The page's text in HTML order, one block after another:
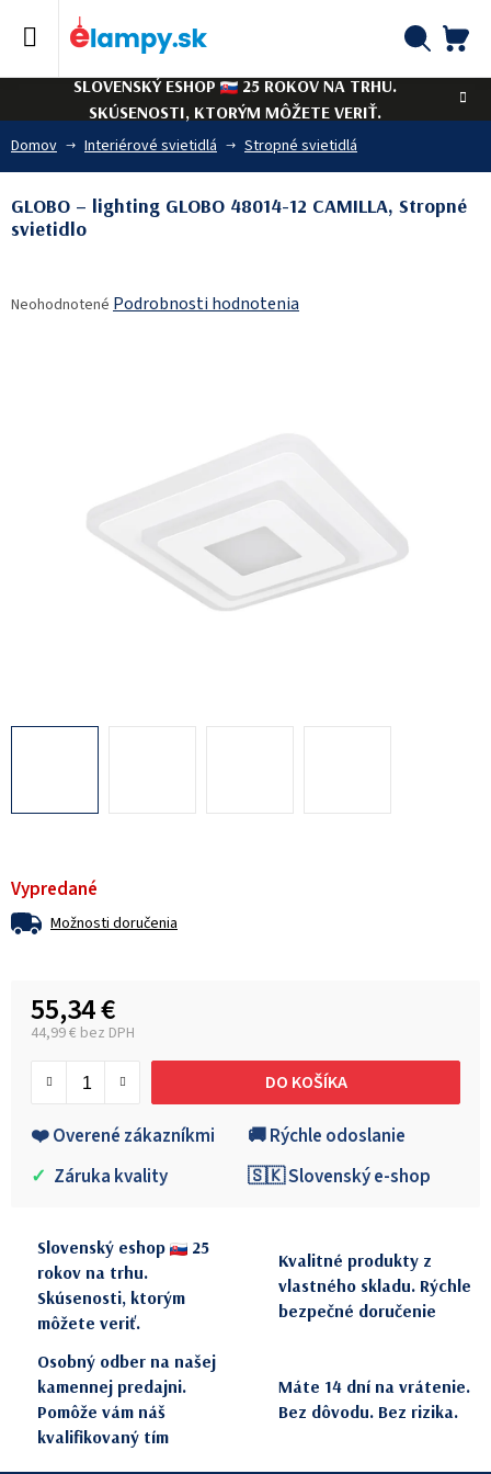
SLOVENSKÝ ESHOP
25 ROKOV NA TRHU.
SKÚSENOSTI, KTORÝM MÔŽETE VERIŤ.
Domov Interiérové svietidlá Stropné svietidlá
Vypredané
Možnosti doručenia
55,34 €
44,99 € bez DPH
DO KOŠÍKA
❤️ Overené zákazníkmi
🚚 Rýchle odoslanie
✓ Záruka kvality 🇸🇰 Slovenský e-shop
GLOBO – lighting GLOBO 48014-12 CAMILLA, Stropné
svietidlo
hodnotenie
Neohodnotené Podrobnosti hodnotenia
Slovenský eshop
25
rokov na trhu.
Skúsenosti, ktorým
môžete veriť.
Kvalitné produkty z
vlastného skladu. Rýchle
bezpečné doručenie
Osobný odber na našej
kamennej predajni.
Pomôže vám náš
kvalifikovaný tím
Máte 14 dní na vrátenie.
Bez dôvodu. Bez rizika.